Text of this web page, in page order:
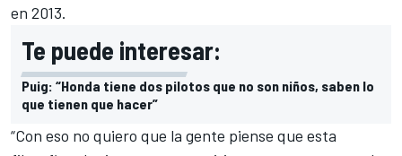
en 2013.
Te puede interesar:
Puig: “Honda tiene dos pilotos que no son niños, saben lo
que tienen que hacer”
“Con eso no quiero que la gente piense que esta